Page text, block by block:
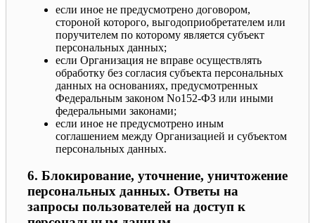
если иное не предусмотрено договором,
стороной которого, выгодоприобретателем или
поручителем по которому является субъект
персональных данных;
если Организация не вправе осуществлять
обработку без согласия субъекта персональных
данных на основаниях, предусмотренных
Федеральным законом No152-ФЗ или иными
федеральными законами;
если иное не предусмотрено иным
соглашением между Организацией и субъектом
персональных данных.
6. Блокирование, уточнение, уничтожение
персональных данных. Ответы на
запросы пользователей на доступ к